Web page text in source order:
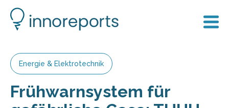
Energie & Elektrotechnik
Frühwarnsystem für